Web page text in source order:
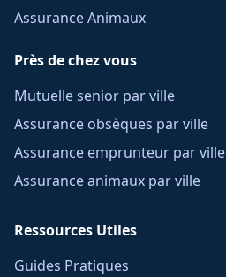
Assurance Animaux
Près de chez vous
Mutuelle senior par ville
Assurance obsèques par ville
Assurance emprunteur par ville
Assurance animaux par ville
Ressources Utiles
Guides Pratiques